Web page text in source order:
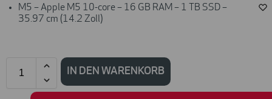
M5 – Apple M5 10-core – 16 GB RAM – 1 TB SSD –
35.97 cm (14.2 Zoll)
IN DEN WARENKORB